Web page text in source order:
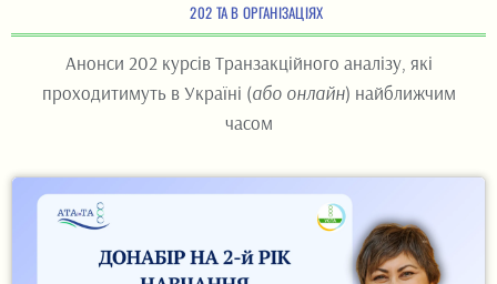
202 ТА В ОРГАНІЗАЦІЯХ
Анонси 202 курсів Транзакційного аналізу, які
проходитимуть в Україні (або онлайн) найближчим
часом